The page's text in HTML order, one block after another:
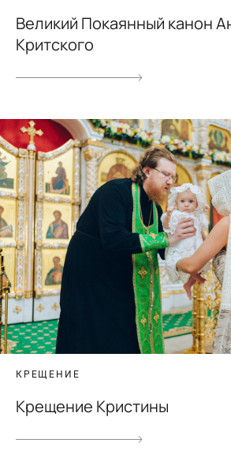
Великий Покаянный канон
Критского
КРЕЩЕНИЕ
Крещение Кристины